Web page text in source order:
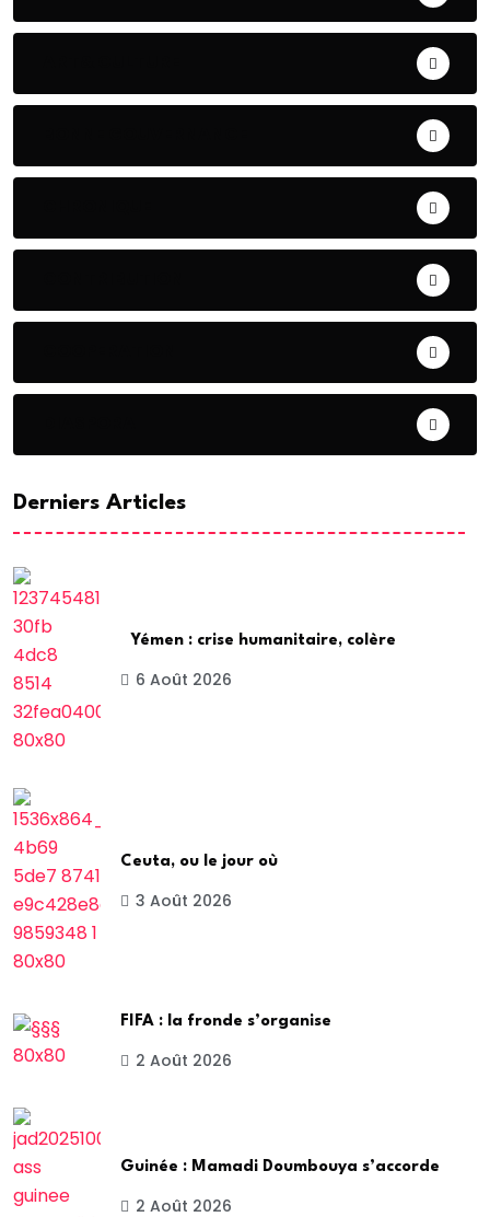
Derniers Articles
Yémen : crise humanitaire, colère
6 Août 2026
Ceuta, ou le jour où
3 Août 2026
FIFA : la fronde s’organise
2 Août 2026
Guinée : Mamadi Doumbouya s’accorde
2 Août 2026